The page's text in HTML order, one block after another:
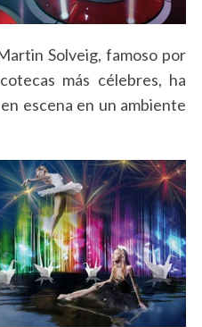
Solveig, famoso por
más célebres, ha
escena en un ambiente